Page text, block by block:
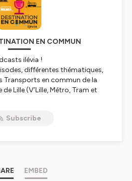
EN COMMUN
ilévia !
différentes thématiques,
Transports en commun de la
Lille (V’Lille, Métro, Tram et
Subscribe
EMBED